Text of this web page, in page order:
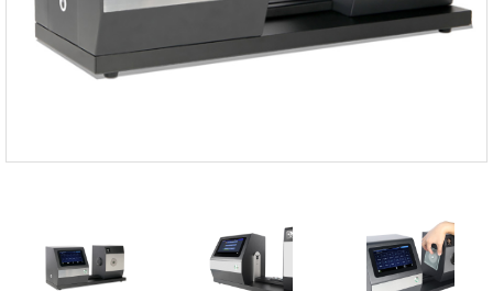
EXCEL
FISCHER
GREISINGER
HEIDON